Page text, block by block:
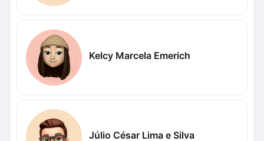
Kelcy Marcela Emerich
Júlio César Lima e Silva